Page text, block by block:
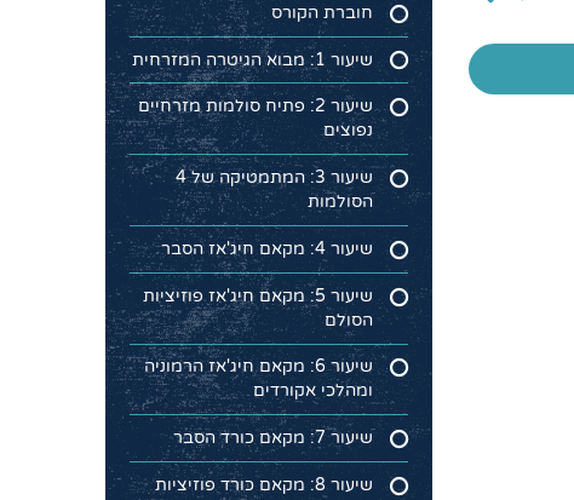
חוברת הקורס
שיעור 1: מבוא הגיטרה המזרחית
שיעור 2: פתיח סולמות מזרחיים
נפוצים
שיעור 3: המתמטיקה של 4
הסולמות
שיעור 4: מקאם חיג'אז הסבר
שיעור 5: מקאם חיג'אז פוזיציות
הסולם
שיעור 6: מקאם חיג'אז הרמוניה
ומהלכי אקורדים
שיעור 7: מקאם כורד הסבר
שיעור 8: מקאם כורד פוזיציות